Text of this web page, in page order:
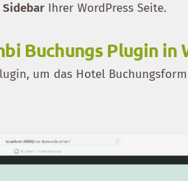
Sidebar Ihrer WordPress Seite.
Buchungs Plugin in
um das Hotel